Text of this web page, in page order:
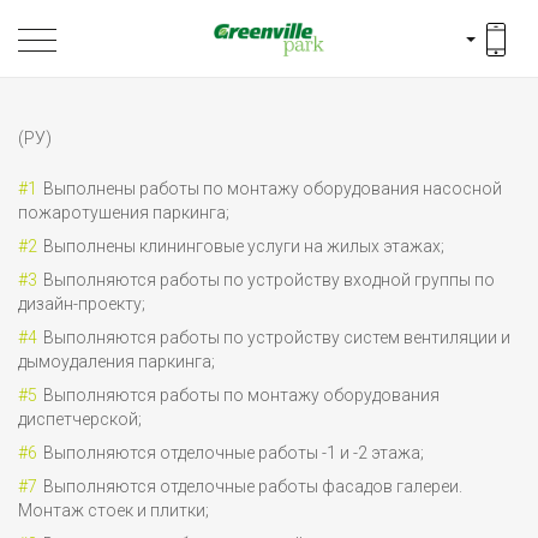
(РУ)
Выполнены работы по монтажу оборудования насосной
пожаротушения паркинга;
Выполнены клининговые услуги на жилых этажах;
Выполняются работы по устройству входной группы по
дизайн-проекту;
Выполняются работы по устройству систем вентиляции и
дымоудаления паркинга;
Выполняются работы по монтажу оборудования
диспетчерской;
Выполняются отделочные работы -1 и -2 этажа;
Выполняются отделочные работы фасадов галереи.
Монтаж стоек и плитки;